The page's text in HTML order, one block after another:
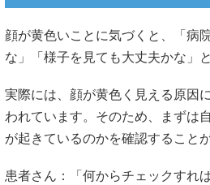
顔が黄色いことに気づくと、「病
な」「様子を見ても大丈夫かな」
実際には、顔が黄色く見える原因
われています。そのため、まずは
が起きているのかを確認すること
患者さん：「何からチェックすれ